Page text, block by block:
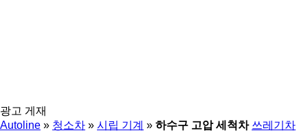
광고 게재
Autoline » 청소차 » 시립 기계 » 하수구 고압 세척차 쓰레기차